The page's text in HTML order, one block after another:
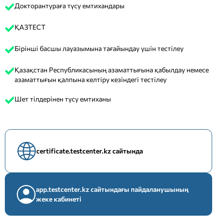
Докторантураға түсу емтихандары
ҚАЗТЕСТ
Бірінші басшы лауазымына тағайындау үшін тестілеу
Қазақстан Республикасының азаматтығына қабылдау немесе
азаматтығын қалпына келтіру кезіндегі тестілеу
Шет тілдерінен түсу емтиханы
certificate.testcenter.kz сайтында
app.testcenter.kz сайтындағы пайдаланушының
жеке кабинеті